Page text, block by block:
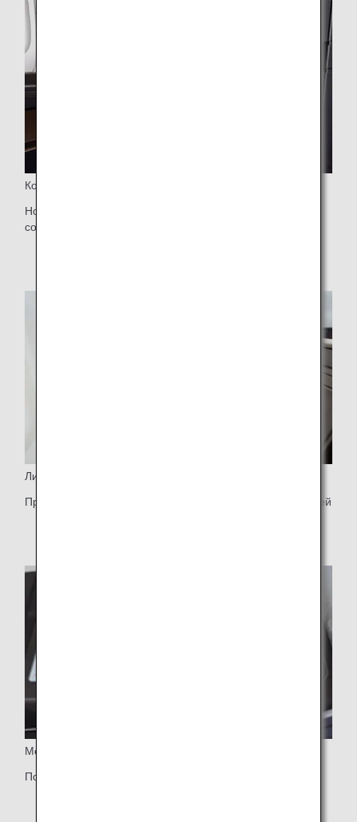
Комфортное кресло
Новые кресла дополнены комфортной подушкой,
созданной в сотрудничестве с компанией Nishikawa
Личное пространство
Просторное кресло, скрытое от посторонних глаз дверцей
Место
Полностью раскладывающееся кресло